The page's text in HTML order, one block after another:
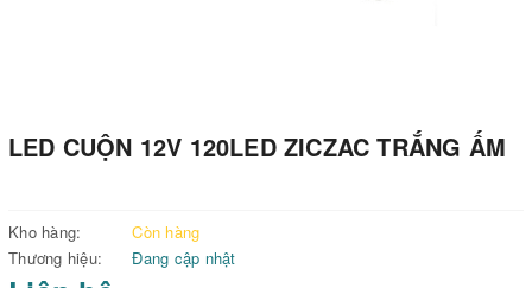
LED CUỘN 12V 120LED ZICZAC TRẮNG ẤM
Kho hàng:
Còn hàng
Thương hiệu:
Đang cập nhật